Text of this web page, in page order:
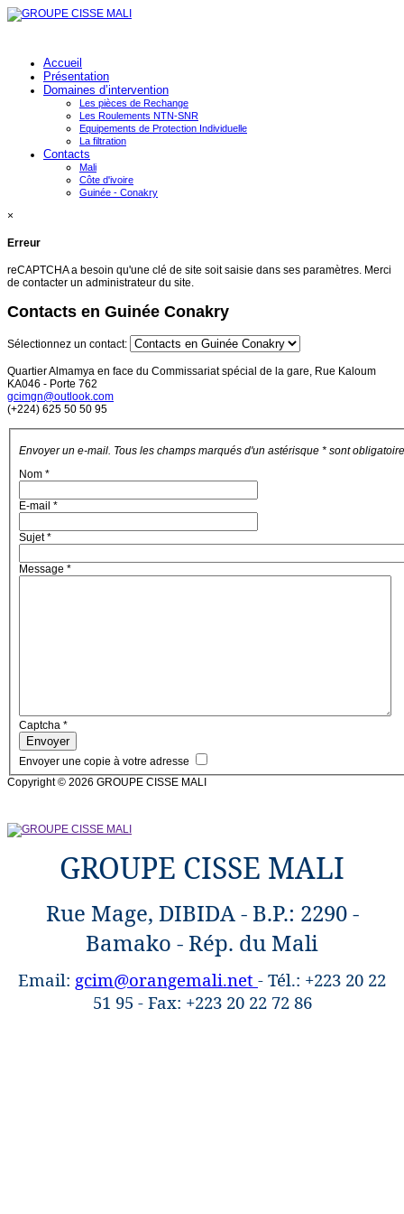
Accueil
Présentation
Domaines d’intervention
Les pièces de Rechange
Les Roulements NTN-SNR
Equipements de Protection Individuelle
La filtration
Contacts
Mali
Côte d'ivoire
Guinée - Conakry
×
Erreur
reCAPTCHA a besoin qu'une clé de site soit saisie dans ses paramètres. Merci
de contacter un administrateur du site.
Contacts en Guinée Conakry
Sélectionnez un contact:
Quartier Almamya en face du Commissariat spécial de la gare, Rue Kaloum
KA046 - Porte 762
gcimgn@outlook.com
(+224) 625 50 50 95
Envoyer un e-mail. Tous les champs marqués d'un astérisque * sont
Nom *
E-mail *
Sujet*
Message *
Captcha *
Envoyer
Envoyer une copie à votre adresse
Copyright © 2026 GROUPE CISSE MALI
GROUPE CISSE MALI
Rue Mage, DIBIDA - B.P.: 2290 -
Bamako - Rép. du Mali
Email: gcim@orangemali.net - Tél.: +223 20 22
51 95 - Fax: +223 20 22 72 86